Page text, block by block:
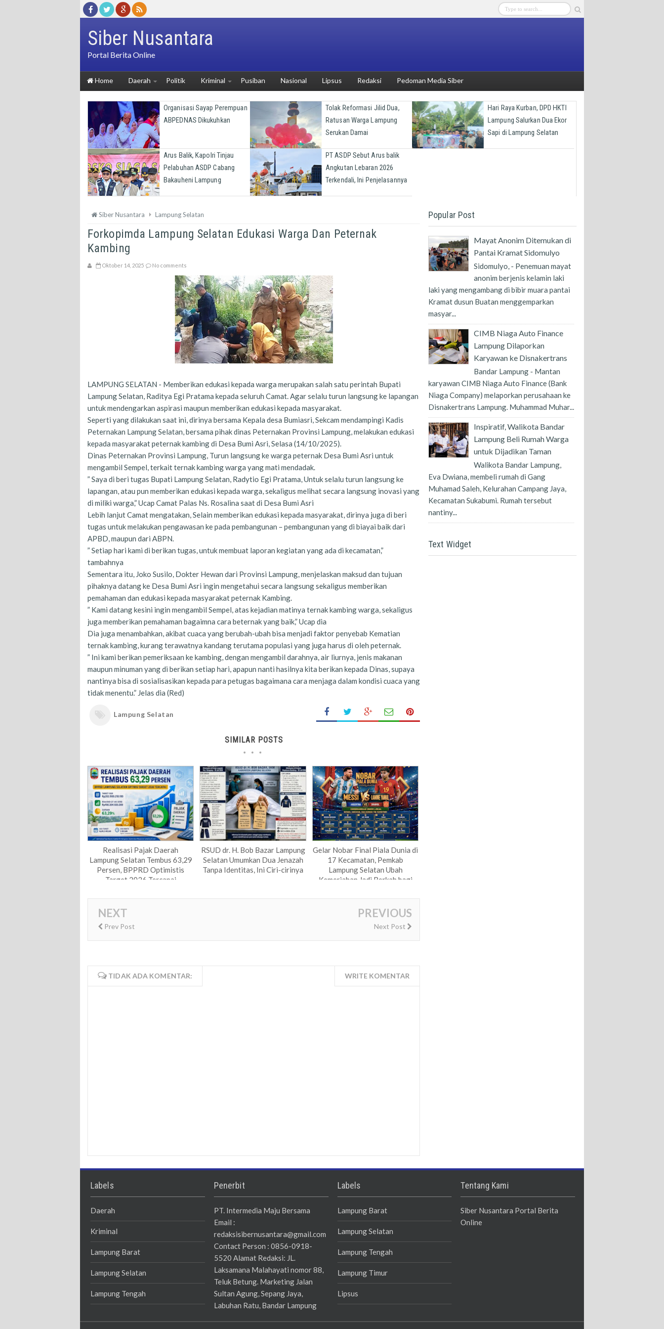
Siber Nusantara
Portal Berita Online
Home Daerah Politik Kriminal Pusiban Nasional Lipsus Redaksi Pedoman Media Siber
Organisasi Sayap Perempuan
ABPEDNAS Dikukuhkan
Tolak Reformasi Jilid Dua,
Ratusan Warga Lampung
Serukan Damai
Hari Raya Kurban, DPD HKTI
Lampung Salurkan Dua Ekor
Sapi di Lampung Selatan
Arus Balik, Kapolri Tinjau
Pelabuhan ASDP Cabang
Bakauheni Lampung
PT ASDP Sebut Arus balik
Angkutan Lebaran 2026
Terkendali, Ini Penjelasannya
Siber Nusantara Lampung Selatan
Forkopimda Lampung Selatan Edukasi Warga Dan Peternak
Kambing
Oktober 14, 2025 No comments
LAMPUNG SELATAN - Memberikan edukasi kepada warga merupakan salah satu perintah Bupati
Lampung Selatan, Raditya Egi Pratama kepada seluruh Camat. Agar selalu turun langsung ke lapangan
untuk mendengarkan aspirasi maupun memberikan edukasi kepada masyarakat.
Seperti yang dilakukan saat ini, dirinya bersama Kepala desa Bumiasri, Sekcam mendampingi Kadis
Peternakan Lampung Selatan, bersama pihak dinas Peternakan Provinsi Lampung, melakukan edukasi
kepada masyarakat peternak kambing di Desa Bumi Asri, Selasa (14/10/2025).
Dinas Peternakan Provinsi Lampung, Turun langsung ke warga peternak Desa Bumi Asri untuk
mengambil Sempel, terkait ternak kambing warga yang mati mendadak.
” Saya di beri tugas Bupati Lampung Selatan, Radytio Egi Pratama, Untuk selalu turun langsung ke
lapangan, atau pun memberikan edukasi kepada warga, sekaligus melihat secara langsung inovasi yang
di miliki warga,” Ucap Camat Palas Ns. Rosalina saat di Desa Bumi Asri
Lebih lanjut Camat mengatakan, Selain memberikan edukasi kepada masyarakat, dirinya juga di beri
tugas untuk melakukan pengawasan ke pada pembangunan – pembangunan yang di biayai baik dari
APBD, maupun dari ABPN.
” Setiap hari kami di berikan tugas, untuk membuat laporan kegiatan yang ada di kecamatan,”
tambahnya
Sementara itu, Joko Susilo, Dokter Hewan dari Provinsi Lampung, menjelaskan maksud dan tujuan
pihaknya datang ke Desa Bumi Asri ingin mengetahui secara langsung sekaligus memberikan
pemahaman dan edukasi kepada masyarakat peternak Kambing.
” Kami datang kesini ingin mengambil Sempel, atas kejadian matinya ternak kambing warga, sekaligus
juga memberikan pemahaman bagaimna cara beternak yang baik,” Ucap dia
Dia juga menambahkan, akibat cuaca yang berubah-ubah bisa menjadi faktor penyebab Kematian
ternak kambing, kurang terawatnya kandang terutama populasi yang juga harus di oleh peternak.
” Ini kami berikan pemeriksaan ke kambing, dengan mengambil darahnya, air liurnya, jenis makanan
maupun minuman yang di berikan setiap hari, apapun nanti hasilnya kita berikan kepada Dinas, supaya
nantinya bisa di sosialisasikan kepada para petugas bagaimana cara menjaga dalam kondisi cuaca yang
tidak menentu.” Jelas dia (Red)
Lampung Selatan
SIMILAR POSTS
Realisasi Pajak Daerah
Lampung Selatan Tembus 63,29
Persen, BPPRD Optimistis
Target 2026 Tercapai
RSUD dr. H. Bob Bazar Lampung
Selatan Umumkan Dua Jenazah
Tanpa Identitas, Ini Ciri-cirinya
Gelar Nobar Final Piala Dunia di
17 Kecamatan, Pemkab
Lampung Selatan Ubah
Kemeriahan Jadi Berkah bagi
NEXT
Prev Post
PREVIOUS
Next Post
TIDAK ADA KOMENTAR: WRITE KOMENTAR
Popular Post
Mayat Anonim Ditemukan di
Pantai Kramat Sidomulyo
Sidomulyo, - Penemuan mayat
anonim berjenis kelamin laki
laki yang mengambang di bibir muara pantai
Kramat dusun Buatan menggemparkan
masyar...
CIMB Niaga Auto Finance
Lampung Dilaporkan
Karyawan ke Disnakertrans
Bandar Lampung - Mantan
karyawan CIMB Niaga Auto Finance (Bank
Niaga Company) melaporkan perusahaan ke
Disnakertrans Lampung. Muhammad Muhar...
Inspiratif, Walikota Bandar
Lampung Beli Rumah Warga
untuk Dijadikan Taman
Walikota Bandar Lampung,
Eva Dwiana, membeli rumah di Gang
Muhamad Saleh, Kelurahan Campang Jaya,
Kecamatan Sukabumi. Rumah tersebut
nantiny...
Text Widget
Labels
Daerah
Kriminal
Lampung Barat
Lampung Selatan
Lampung Tengah
Penerbit
PT. Intermedia Maju Bersama
Email :
redaksisibernusantara@gmail.com
Contact Person : 0856-0918-
5520 Alamat Redaksi: JL.
Laksamana Malahayati nomor 88,
Teluk Betung. Marketing Jalan
Sultan Agung, Sepang Jaya,
Labuhan Ratu, Bandar Lampung
Labels
Lampung Barat
Lampung Selatan
Lampung Tengah
Lampung Timur
Lipsus
Tentang Kami
Siber Nusantara Portal Berita
Online